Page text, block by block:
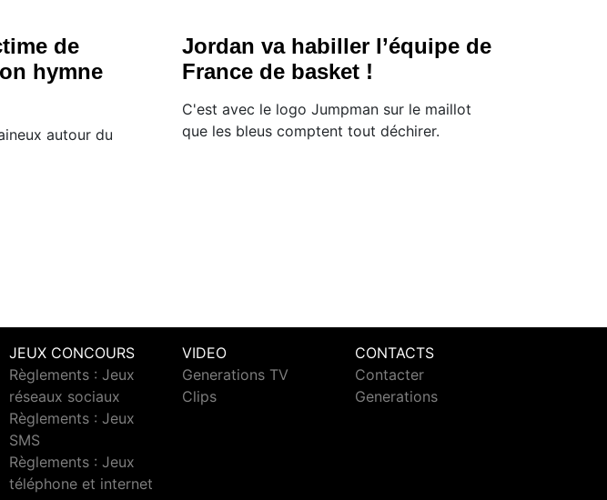
de
hymne
autour du
Jordan va habiller l’équipe de
France de basket !
C'est avec le logo Jumpman sur le maillot
que les bleus comptent tout déchirer.
JEUX CONCOURS
Règlements : Jeux
réseaux sociaux
Règlements : Jeux
SMS
Règlements : Jeux
téléphone et internet
VIDEO
Generations TV
Clips
CONTACTS
Contacter
Generations